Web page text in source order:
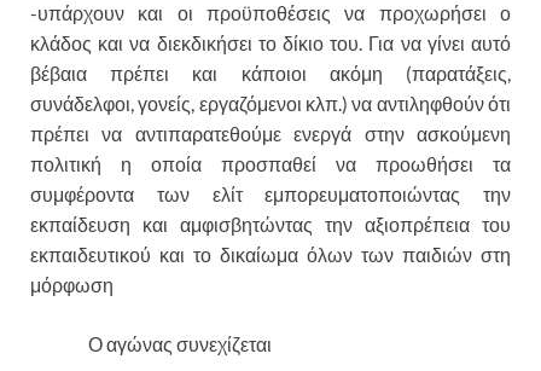
-υπάρχουν και οι προϋποθέσεις να προχωρήσει ο
κλάδος και να διεκδικήσει το δίκιο του. Για να γίνει αυτό
βέβαια πρέπει και κάποιοι ακόμη (παρατάξεις,
συνάδελφοι, γονείς, εργαζόμενοι κλπ.) να αντιληφθούν ότι
πρέπει να αντιπαρατεθούμε ενεργά στην ασκούμενη
πολιτική η οποία προσπαθεί να προωθήσει τα
συμφέροντα των ελίτ εμπορευματοποιώντας την
εκπαίδευση και αμφισβητώντας την αξιοπρέπεια του
εκπαιδευτικού και το δικαίωμα όλων των παιδιών στη
μόρφωση
Ο αγώνας συνεχίζεται